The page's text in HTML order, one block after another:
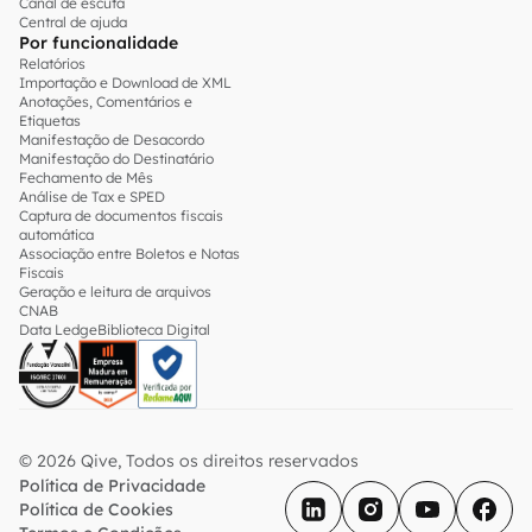
Central de ajuda
Por funcionalidade
Relatórios
Importação e Download de XML
Anotações, Comentários e
Etiquetas
Manifestação de Desacordo
Manifestação do Destinatário
Fechamento de Mês
Análise de Tax e SPED
Captura de documentos fiscais
automática
Associação entre Boletos e Notas
Fiscais
Geração e leitura de arquivos
CNAB
Data LedgeBiblioteca Digital
© 2026 Qive, Todos os direitos reservados
Política de Privacidade
Política de Cookies